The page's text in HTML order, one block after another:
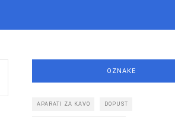
OZNAKE
APARATI ZA KAVO DOPUST